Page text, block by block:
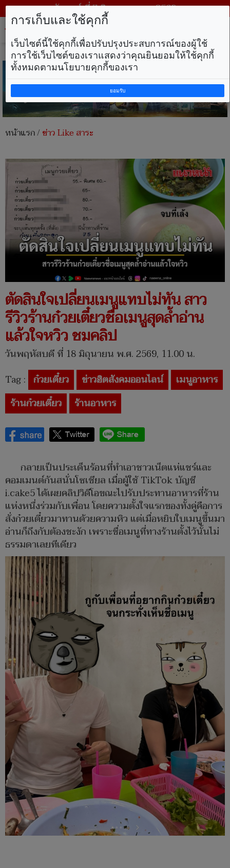
วันศุกร์ ที่ 7 สิงหาคม พ.ศ. 2569
หน้าแรก/ข่าว Like สาระ
ตัดสินใจเปลี่ยนเมนูแทบไม่ทัน สาว
รีวิวร้านก๋วยเตี๋ยวชื่อเมนูสุดล้ำอ่าน
แล้วใจหวิว ชมคลิป
วันพฤหัสบดี ที่ 18 มิถุนายน พ.ศ. 2569, 11.00 น.
Tag : ก๋วยเตี๋ยว ข่าวฮิตสังคมออนไลน์
เมนูอาหาร
ร้านก๋วยเตี๋ยว
ร้านอาหาร
กลายเป็นประเด็นร้อนที่ทำเอาชาวเน็ตแห่แชร์และ
คอมเมนต์กันสนั่นโซเชียล เมื่อผู้ใช้ TikTok บัญชี
i.cake5 ได้เผยคลิปวิดีโอขณะไปรับประทานอาหารที่ร้าน
แห่งหนึ่งร่วมกับเพื่อน โดยความตั้งใจแรกของทั้งคู่คือการ
สั่งก๋วยเตี๋ยวมาทานด้วยความหิว แต่เมื่อหยิบใบเมนูขึ้นมา
อ่านก็ถึงกับต้องชะงัก เพราะชื่อเมนูที่ทางร้านตั้งไว้นั้นไม่
ธรรมดาเลยทีเดียว
การเก็บและใช้คุกกี้
เว็บไซต์นี้ใช้คุกกี้เพื่อปรับปรุงประสบการณ์ของผู้ใช้
การใช้เว็บไซต์ของเราแสดงว่าคุณยินยอมให้ใช้คุกกี้
ทั้งหมดตามนโยบายคุกกี้ของเรา
ยอมรับ